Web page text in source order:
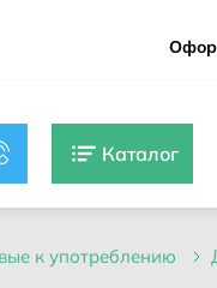
Каталог
к употреблению